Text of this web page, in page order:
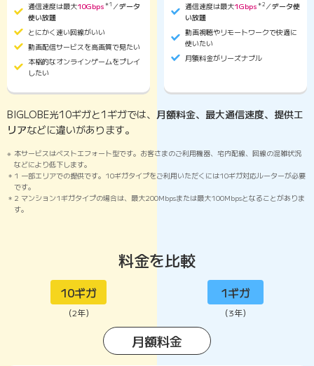
通信速度は最大10Gbps ＊1 ／データ
使い放題
とにかく速い回線がいい
動画配信サービスを高画質で見たい
本格的なオンラインゲームをプレイ
したい
通信速度は最大1Gbps ＊2 ／データ使
い放題
動画視聴やリモートワークで快適に
使いたい
月額料金がリーズナブル
BIGLOBE光10ギガと1ギガでは、 月額料金、最大通信速度、提供エ
リアなどに違いがあります。
本サービスはベストエフォート型です。お客さまのご利用機器、宅内配線、回線の混雑状況
などにより低下します。
1 一部エリアでの提供です。10ギガタイプをご利用いただくには10ギガ対応ルーターが必要
です。
2 マンション1ギガタイプの場合は、最大200Mbpsまたは最大100Mbpsとなることがありま
す。
料金を比較
10ギガ
（2年）
1ギガ
（3年）
月額料金